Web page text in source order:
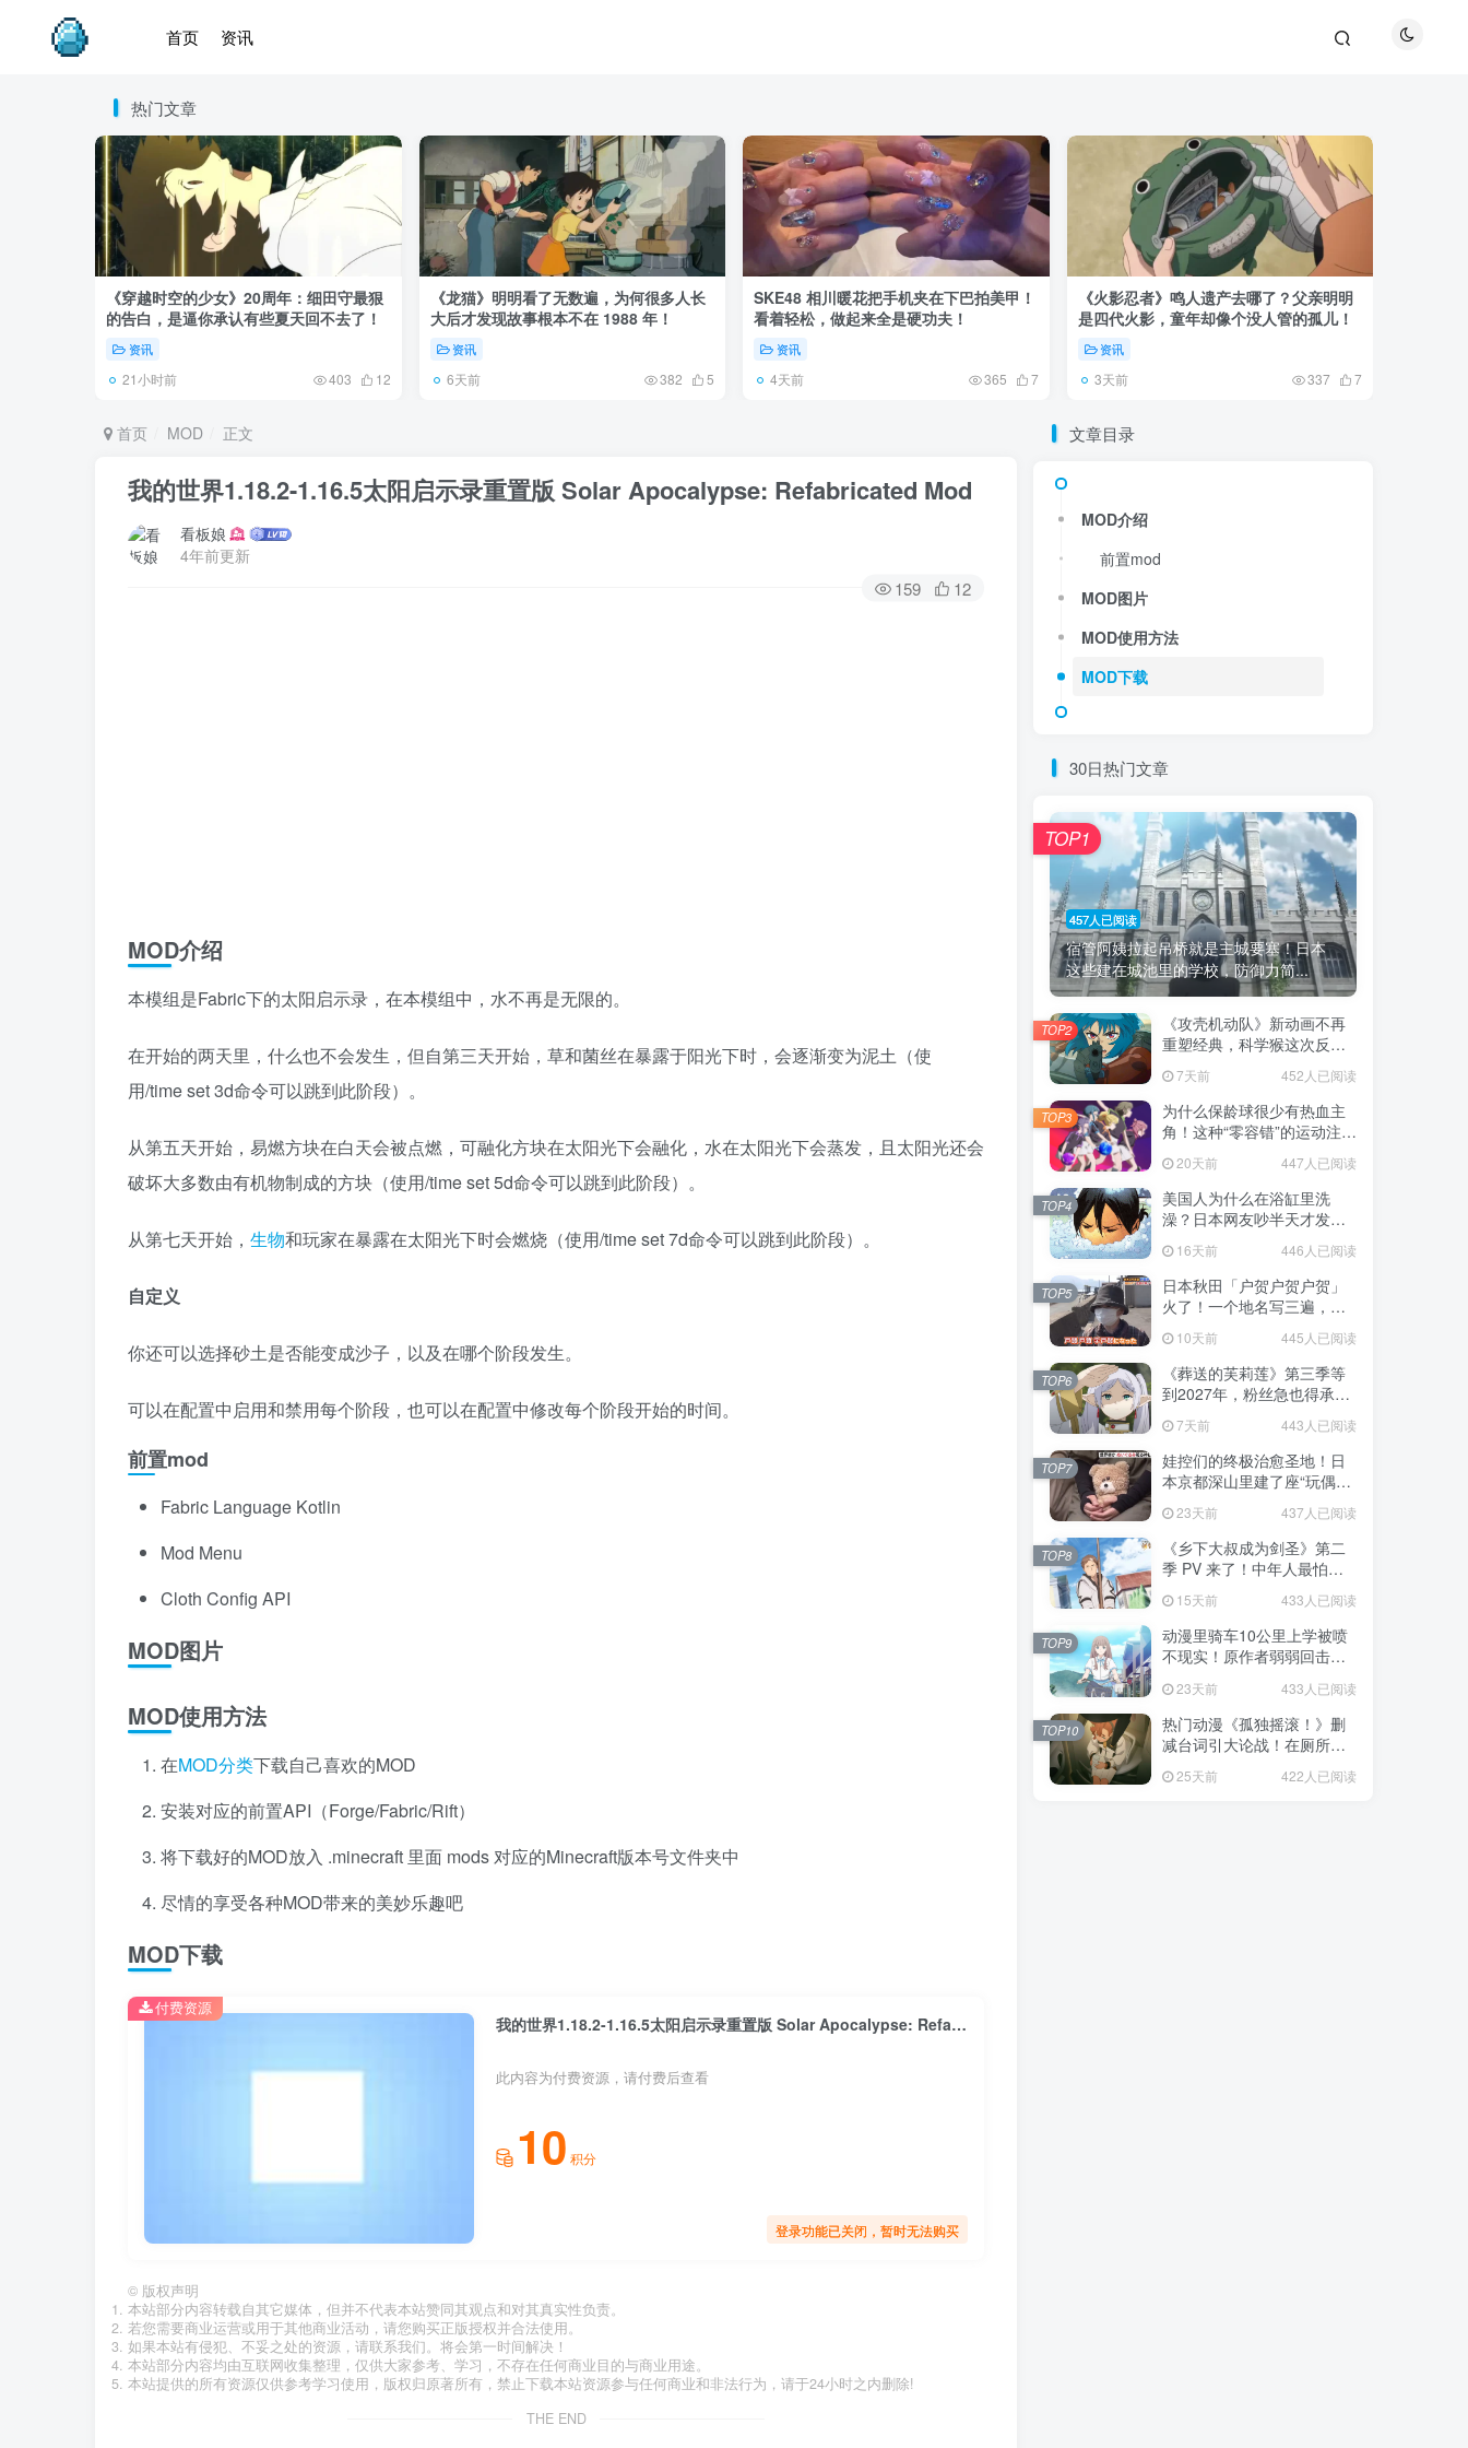
首页 资讯
热门文章
《穿越时空的少女》20周年：细田守最狠
的告白，是逼你承认有些夏天回不去了！
资讯
21小时前 403 12
《龙猫》明明看了无数遍，为何很多人长
大后才发现故事根本不在 1988 年！
资讯
6天前 382 5
SKE48 相川暖花把手机夹在下巴拍美甲！
看着轻松，做起来全是硬功夫！
资讯
4天前 365 7
《火影忍者》鸣人遗产去哪了？父亲明明
是四代火影，童年却像个没人管的孤儿！
资讯
3天前 337 7
首页 MOD 正文
我的世界1.18.2-1.16.5太阳启示录重置版 Solar Apocalypse: Refabricated Mod
看板娘
4年前更新
159 12
MOD介绍
本模组是Fabric下的太阳启示录，在本模组中，水不再是无限的。
在开始的两天里，什么也不会发生，但自第三天开始，草和菌丝在暴露于阳光下时，会逐渐变为泥土（使
用/time set 3d命令可以跳到此阶段）。
从第五天开始，易燃方块在白天会被点燃，可融化方块在太阳光下会融化，水在太阳光下会蒸发，且太阳光还会
破坏大多数由有机物制成的方块（使用/time set 5d命令可以跳到此阶段）。
从第七天开始， 生物和玩家在暴露在太阳光下时会燃烧（使用/time set 7d命令可以跳到此阶段）。
自定义
你还可以选择砂土是否能变成沙子，以及在哪个阶段发生。
可以在配置中启用和禁用每个阶段，也可以在配置中修改每个阶段开始的时间。
前置mod
Fabric Language Kotlin
Mod Menu
Cloth Config API
MOD图片
MOD使用方法
在MOD分类下载自己喜欢的MOD
安装对应的前置API（Forge/Fabric/Rift）
将下载好的MOD放入 .minecraft 里面 mods 对应的Minecraft版本号文件夹中
尽情的享受各种MOD带来的美妙乐趣吧
MOD下载
我的世界1.18.2-1.16.5太阳启示录重置版 Solar Apocalypse: Refabricated Mod
此内容为付费资源，请付费后查看
10 积分
登录功能已关闭，暂时无法购买
付费资源
© 版权声明
本站部分内容转载自其它媒体，但并不代表本站赞同其观点和对其真实性负责。
若您需要商业运营或用于其他商业活动，请您购买正版授权并合法使用。
如果本站有侵犯、不妥之处的资源，请联系我们。将会第一时间解决！
本站部分内容均由互联网收集整理，仅供大家参考、学习，不存在任何商业目的与商业用途。
本站提供的所有资源仅供参考学习使用，版权归原著所有，禁止下载本站资源参与任何商业和非法行为，请于24小时之内删除!
THE END
文章目录
MOD介绍
前置mod
MOD图片
MOD使用方法
MOD下载
30日热门文章
457人已阅读
宿管阿姨拉起吊桥就是主城要塞！日本
这些建在城池里的学校，防御力简...
TOP1
《攻壳机动队》新动画不再
重塑经典，科学猴这次反而
7天前 452人已阅读
TOP2
为什么保龄球很少有热血主
角！这种“零容错”的运动注定
们的生活！
20天前 447人已阅读
TOP3
美国人为什么在浴缸里洗
澡？日本网友吵半天才发
藏在浴室地板里！
16天前 446人已阅读
TOP4
日本秋田「户贺户贺户贺」
火了！一个地名写三遍，竟
不是玩梗而是150年旧账！
10天前 445人已阅读
TOP5
《葬送的芙莉莲》第三季等
到2027年，粉丝急也得承认
这次慢得有道理！
7天前 443人已阅读
TOP6
娃控们的终极治愈圣地！日
本京都深山里建了座“玩偶神
社”，不仅能拍照还能给娃祈
福！23天前 437人已阅读
TOP7
《乡下大叔成为剑圣》第二
季 PV 来了！中年人最怕的
不是变老，而是没人愿意再
相信你！
15天前 433人已阅读
TOP8
动漫里骑车10公里上学被喷
不现实！原作者弱弱回击：
常通勤！
23天前 433人已阅读
TOP9
热门动漫《孤独摇滚！》删
减台词引大论战！在厕所吃
现充！
25天前 422人已阅读
TOP10